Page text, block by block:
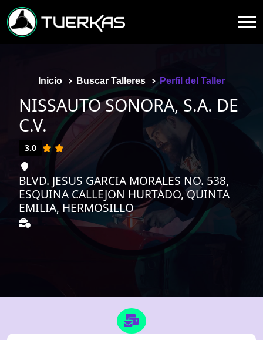
Inicio Buscar Talleres Perfil del Taller
NISSAUTO SONORA, S.A. DE
C.V.
3.0
BLVD. JESUS GARCIA MORALES NO. 538,
ESQUINA CALLEJON HURTADO, QUINTA
EMILIA, HERMOSILLO